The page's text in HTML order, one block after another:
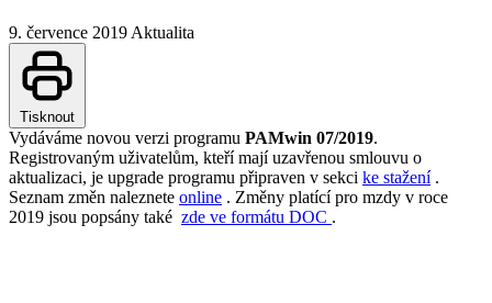
9. července 2019 Aktualita
Tisknout
Vydáváme novou verzi programu PAMwin 07/2019.
Registrovaným uživatelům, kteří mají uzavřenou smlouvu o
aktualizaci, je upgrade programu připraven v sekci ke stažení.
Seznam změn naleznete online . Změny platící pro mzdy v roce
2019 jsou popsány také zde ve formátu DOC .